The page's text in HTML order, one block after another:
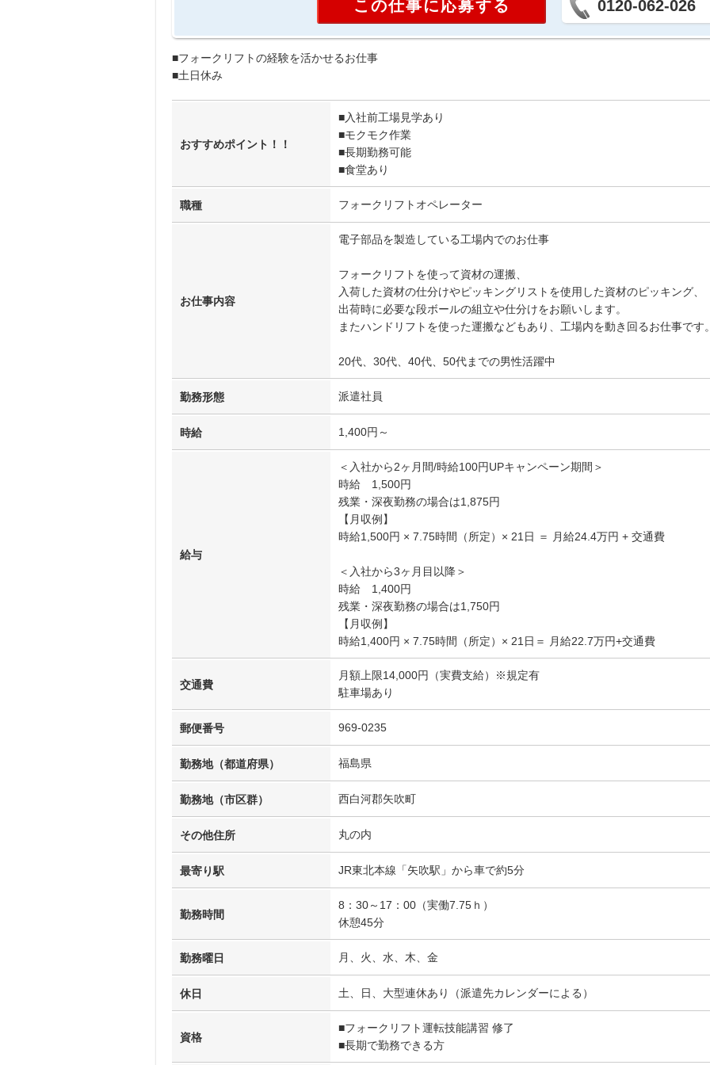
この仕事に応募する 0120-062-026
■フォークリフトの経験を活かせるお仕事
■土日休み
おすすめポイント！！
■入社前工場見学あり
■モクモク作業
■長期勤務可能
■食堂あり
職種 フォークリフトオペレーター
お仕事内容
電子部品を製造している工場内でのお仕事
フォークリフトを使って資材の運搬、
入荷した資材の仕分けやピッキングリストを使用した資材のピッキング、
出荷時に必要な段ボールの組立や仕分けをお願いします。
またハンドリフトを使った運搬などもあり、工場内を動き回るお仕事です
20代、30代、40代、50代までの男性活躍中
勤務形態 派遣社員
時給 1,400円～
給与
＜入社から2ヶ月間/時給100円UPキャンペーン期間＞
時給 1,500円
残業・深夜勤務の場合は1,875円
【月収例】
時給1,500円 × 7.75時間（所定）× 21日 ＝ 月給24.4万円 + 交通費
＜入社から3ヶ月目以降＞
時給 1,400円
残業・深夜勤務の場合は1,750円
【月収例】
時給1,400円 × 7.75時間（所定）× 21日＝ 月給22.7万円+交通費
交通費
月額上限14,000円（実費支給）※規定有
駐車場あり
郵便番号 969-0235
勤務地（都道府県） 福島県
勤務地（市区群） 西白河郡矢吹町
その他住所 丸の内
最寄り駅 JR東北本線「矢吹駅」から車で約5分
勤務時間
8：30～17：00（実働7.75ｈ）
休憩45分
勤務曜日 月、火、水、木、金
休日 土、日、大型連休あり（派遣先カレンダーによる）
資格
■フォークリフト運転技能講習 修了
■長期で勤務できる方